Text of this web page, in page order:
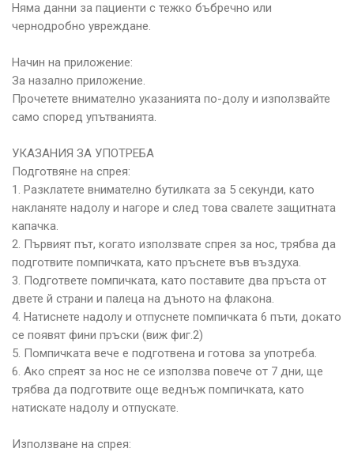
Няма данни за пациенти с тежко бъбречно или
чернодробно увреждане.
Начин на приложение:
За назално приложение.
Прочетете внимателно указанията по-долу и използвайте
само според упътванията.
УКАЗАНИЯ ЗА УПОТРЕБА
Подготвяне на спрея:
1. Разклатете внимателно бутилката за 5 секунди, като
накланяте надолу и нагоре и след това свалете защитната
капачка.
2. Първият път, когато използвате спрея за нос, трябва да
подготвите помпичката, като пръснете във въздуха.
3. Подгответе помпичката, като поставите два пръста от
двете й страни и палеца на дъното на флакона.
4. Натиснете надолу и отпуснете помпичката 6 пъти, докато
се появят фини пръски (виж фиг.2)
5. Помпичката вече е подготвена и готова за употреба.
6. Ако спреят за нос не се използва повече от 7 дни, ще
трябва да подготвите още веднъж помпичката, като
натискате надолу и отпускате.
Използване на спрея: